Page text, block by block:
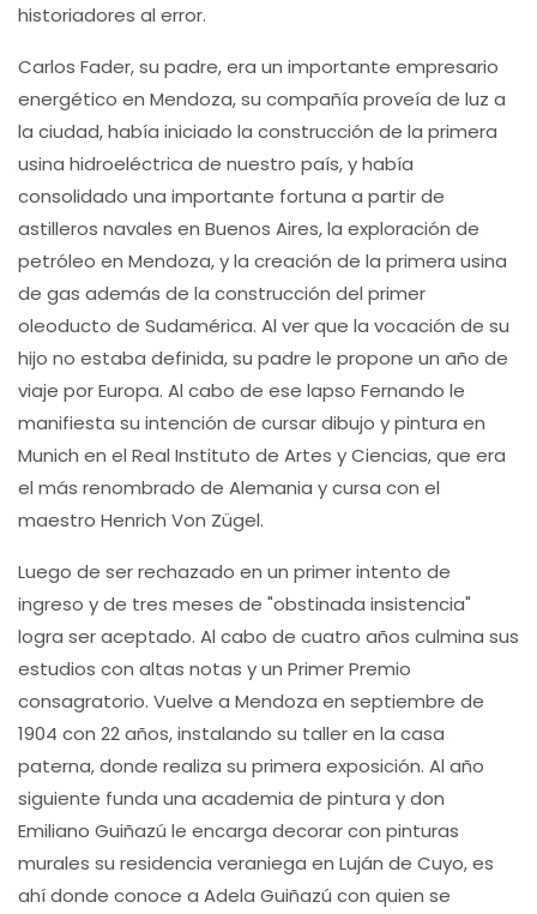
historiadores al error.
Carlos Fader, su padre, era un importante empresario
energético en Mendoza, su compañía proveía de luz a
la ciudad, había iniciado la construcción de la primera
usina hidroeléctrica de nuestro país, y había
consolidado una importante fortuna a partir de
astilleros navales en Buenos Aires, la exploración de
petróleo en Mendoza, y la creación de la primera usina
de gas además de la construcción del primer
oleoducto de Sudamérica. Al ver que la vocación de su
hijo no estaba definida, su padre le propone un año de
viaje por Europa. Al cabo de ese lapso Fernando le
manifiesta su intención de cursar dibujo y pintura en
Munich en el Real Instituto de Artes y Ciencias, que era
el más renombrado de Alemania y cursa con el
maestro Henrich Von Zügel.
Luego de ser rechazado en un primer intento de
ingreso y de tres meses de "obstinada insistencia"
logra ser aceptado. Al cabo de cuatro años culmina sus
estudios con altas notas y un Primer Premio
consagratorio. Vuelve a Mendoza en septiembre de
1904 con 22 años, instalando su taller en la casa
paterna, donde realiza su primera exposición. Al año
siguiente funda una academia de pintura y don
Emiliano Guiñazú le encarga decorar con pinturas
murales su residencia veraniega en Luján de Cuyo, es
ahí donde conoce a Adela Guiñazú con quien se